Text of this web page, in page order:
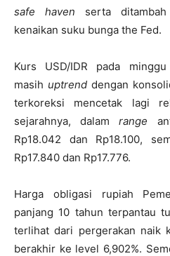
safe haven serta
kenaikan suku bunga the Fed.
Kurs USD/IDR pada
masih uptrend dengan
terkoreksi mencetak lagi
sejarahnya, dalamrange
Rp18.042 dan Rp18.100,
Rp17.840 dan Rp17.776.
Harga obligasi rupiah
panjang 10 tahun terpantau
terlihat dari pergerakan naik
berakhir ke level 6,902%.